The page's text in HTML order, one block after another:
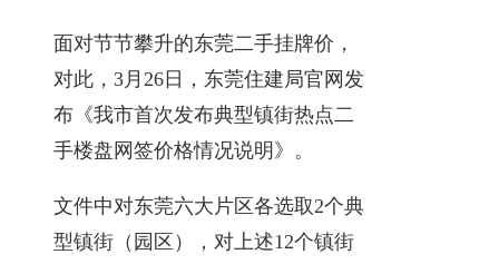
面对节节攀升的东莞二手挂牌价，
对此，3月26日，东莞住建局官网发
布《我市首次发布典型镇街热点二
手楼盘网签价格情况说明》。
文件中对东莞六大片区各选取2个典
型镇街（园区），对上述12个镇街